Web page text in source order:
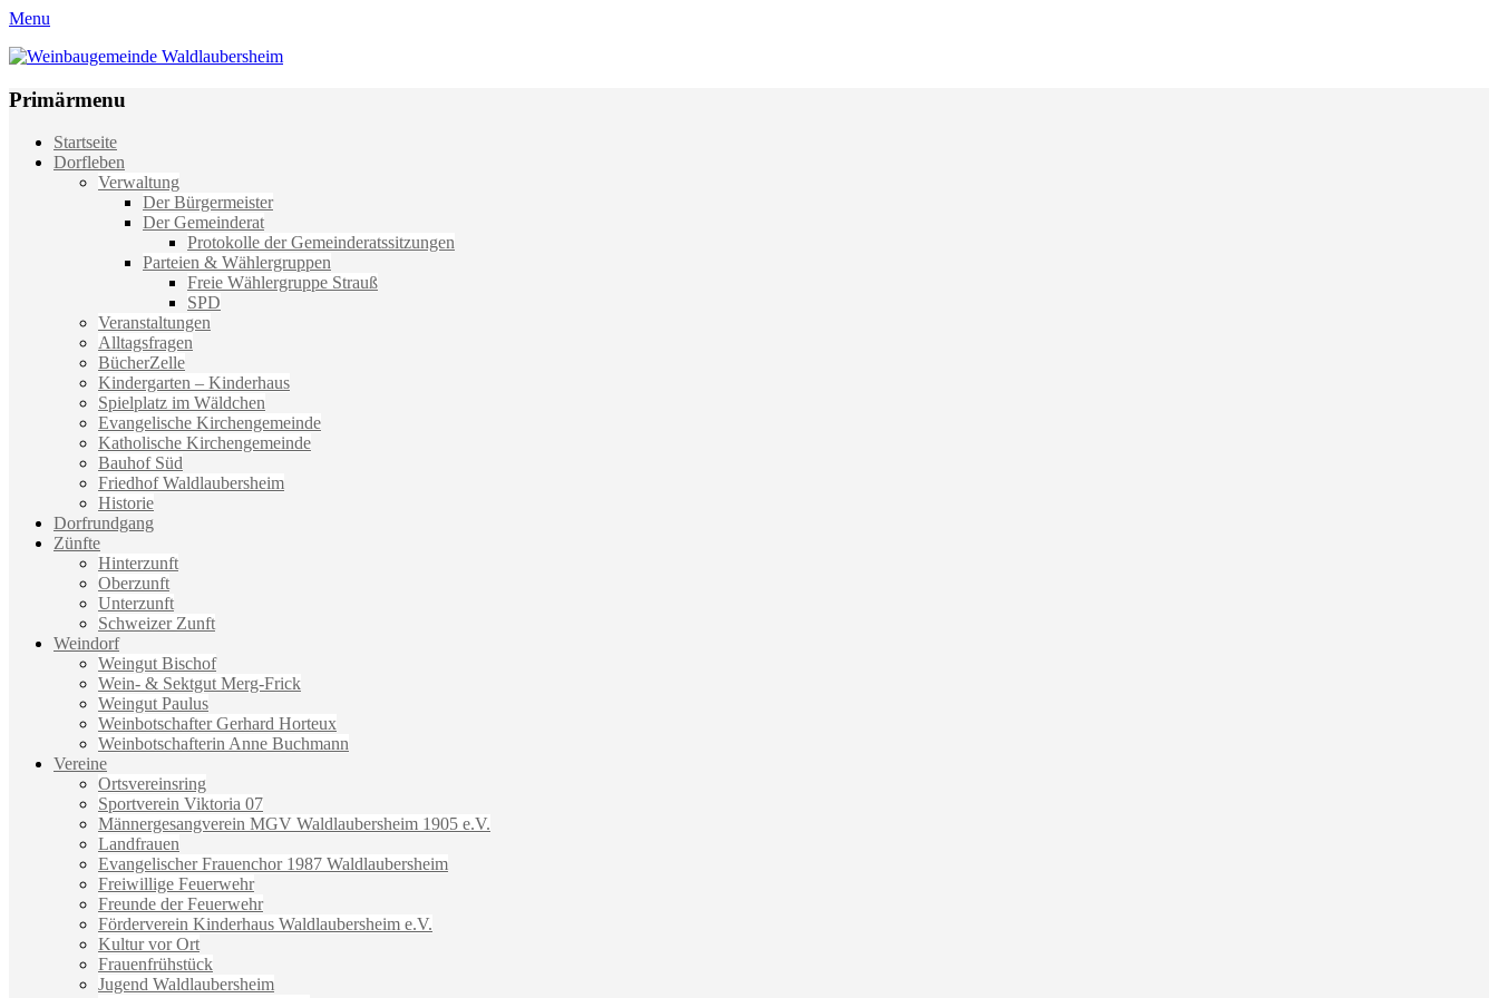
Menu
Weinbaugemeinde Waldlaubersheim
Primärmenu
Weiter
zum
Startseite
Dorfleben
Verwaltung
Der Bürgermeister
Der Gemeinderat
Protokolle der Gemeinderatssitzungen
Parteien & Wählergruppen
Freie Wählergruppe Strauß
SPD
Veranstaltungen
Alltagsfragen
BücherZelle
Kindergarten – Kinderhaus
Spielplatz im Wäldchen
Evangelische Kirchengemeinde
Katholische Kirchengemeinde
Bauhof Süd
Friedhof Waldlaubersheim
Historie
Dorfrundgang
Zünfte
Hinterzunft
Oberzunft
Unterzunft
Schweizer Zunft
Weindorf
Weingut Bischof
Wein- & Sektgut Merg-Frick
Weingut Paulus
Weinbotschafter Gerhard Horteux
Weinbotschafterin Anne Buchmann
Vereine
Ortsvereinsring
Sportverein Viktoria 07
Männergesangverein MGV Waldlaubersheim 1905 e.V.
Landfrauen
Evangelischer Frauenchor 1987 Waldlaubersheim
Freiwillige Feuerwehr
Freunde der Feuerwehr
Förderverein Kinderhaus Waldlaubersheim e.V.
Kultur vor Ort
Frauenfrühstück
Jugend Waldlaubersheim